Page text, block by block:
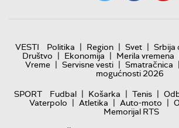
VESTI Politika | Region | Svet | Srbija
Društvo | Ekonomija | Merila vremena
Vreme | Servisne vesti | Smatračnica |
mogućnosti 2026
SPORT
Fudbal | Košarka | Tenis |
Vaterpolo | Atletika | Auto-moto |
Memorijal RTS